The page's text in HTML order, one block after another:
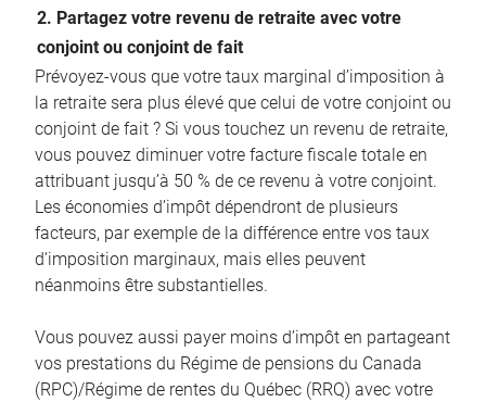
2. Partagez votre revenu de retraite avec votre
conjoint ou conjoint de fait
Prévoyez-vous que votre taux marginal d’imposition à
la retraite sera plus élevé que celui de votre conjoint ou
conjoint de fait ? Si vous touchez un revenu de retraite,
vous pouvez diminuer votre facture fiscale totale en
attribuant jusqu’à 50 % de ce revenu à votre conjoint.
Les économies d’impôt dépendront de plusieurs
facteurs, par exemple de la différence entre vos taux
d’imposition marginaux, mais elles peuvent
néanmoins être substantielles.
Vous pouvez aussi payer moins d’impôt en partageant
vos prestations du Régime de pensions du Canada
(RPC)/Régime de rentes du Québec (RRQ) avec votre